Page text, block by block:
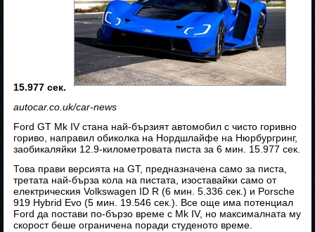
15.977 сек.
autocar.co.uk/car-news
Ford GT Mk IV стана най-бързият автомобил с чисто горивно
гориво, направил обиколка на Нордшлайфе на Нюрбургринг,
заобикаляйки 12.9-километровата писта за 6 мин. 15.977 сек.
Това прави версията на GT, предназначена само за писта,
третата най-бърза кола на пистата, изоставайки само от
електрическия Volkswagen ID R (6 мин. 5.336 сек.) и Porsche
919 Hybrid Evo (5 мин. 19.546 сек.). Все още има потенциал
Ford да постави по-бързо време с Mk IV, но максималната му
скорост беше ограничена поради студеното време.